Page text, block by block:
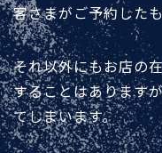
客さまがご予約した
それ以外にもお店の
することはあります
てしまいます。